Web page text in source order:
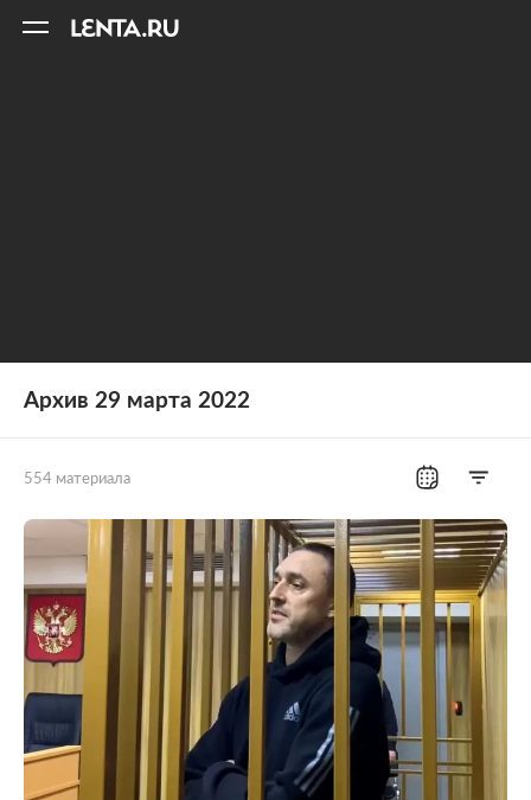
Архив 29 марта 2022
554 материала
Все рубрики Россия
Мир Бывший СССР
Экономика Силовые структуры
Наука и техника Спорт
Культура Интернет и СМИ
Ценности Путешествия